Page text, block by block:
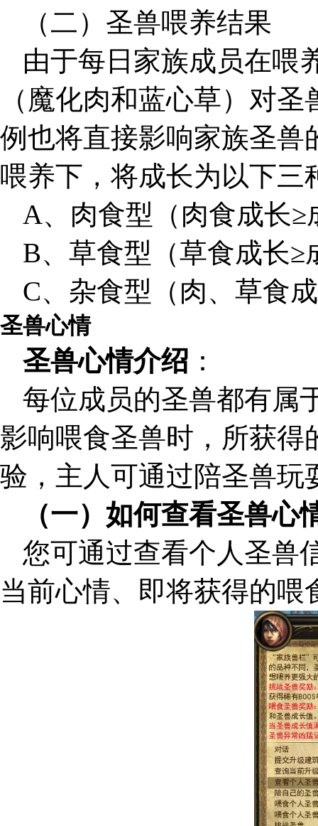
（二）圣兽喂养结果
由于每日家族成员在喂
（魔化肉和蓝心草）对
例也将直接影响家族圣兽
喂养下，将成长为以下三
A、肉食型（肉食成长≥
B、草食型（草食成长≥
C、杂食型（肉、草食
圣兽心情
圣兽心情介绍 ：
每位成员的圣兽都有属
影响喂食圣兽时，所获得
验，主人可通过陪圣兽玩
（一）如何查看圣兽心
您可通过查看个人圣兽
当前心情、即将获得的